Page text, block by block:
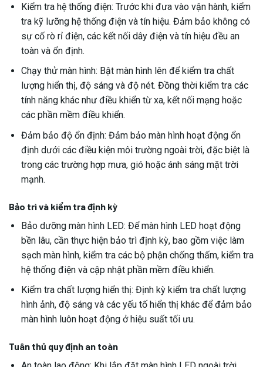
Kiểm tra hệ thống điện: Trước khi đưa vào vận hành, kiểm
tra kỹ lưỡng hệ thống điện và tín hiệu. Đảm bảo không có
sự cố rò rỉ điện, các kết nối dây điện và tín hiệu đều an
toàn và ổn định.
Chạy thử màn hình: Bật màn hình lên để kiểm tra chất
lượng hiển thị, độ sáng và độ nét. Đồng thời kiểm tra các
tính năng khác như điều khiển từ xa, kết nối mạng hoặc
các phần mềm điều khiển.
Đảm bảo độ ổn định: Đảm bảo màn hình hoạt động ổn
định dưới các điều kiện môi trường ngoài trời, đặc biệt là
trong các trường hợp mưa, gió hoặc ánh sáng mặt trời
mạnh.
Bảo trì và kiểm tra định kỳ
Bảo dưỡng màn hình LED: Để màn hình LED hoạt động
bền lâu, cần thực hiện bảo trì định kỳ, bao gồm việc làm
sạch màn hình, kiểm tra các bộ phận chống thấm, kiểm tra
hệ thống điện và cập nhật phần mềm điều khiển.
Kiểm tra chất lượng hiển thị: Định kỳ kiểm tra chất lượng
hình ảnh, độ sáng và các yếu tố hiển thị khác để đảm bảo
màn hình luôn hoạt động ở hiệu suất tối ưu.
Tuân thủ quy định an toàn